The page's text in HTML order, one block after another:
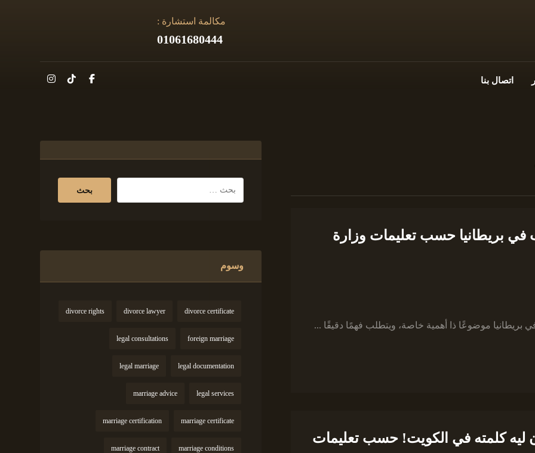
مكالمة استشارة :
01061680444
اتصال بنا
في بريطانيا حسب تعليمات وزارة
بريطانيا موضوعًا ذا أهمية خاصة، ويتطلب فهمًا دقيقًا ...
ليه كلمته في الكويت! حسب تعليمات
وسوم
divorce certificate
divorce lawyer
divorce rights
foreign marriage
legal consultations
legal documentation
legal marriage
legal services
marriage advice
marriage certificate
marriage certification
marriage conditions
marriage contract